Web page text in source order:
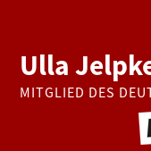
Ulla
MITGLIED DES